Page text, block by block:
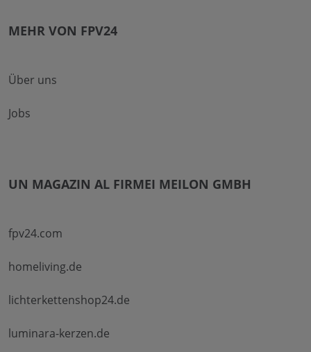
MEHR VON FPV24
Über uns
Jobs
UN MAGAZIN AL FIRMEI MEILON GMBH
fpv24.com
homeliving.de
lichterkettenshop24.de
luminara-kerzen.de